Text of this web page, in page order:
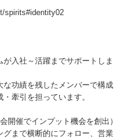
spirits#identity02
入社～活躍までサポートしま
功績を残したメンバーで構成
牽引を担っています。
催でインプット機会を創出）
まで横断的にフォロー、営業